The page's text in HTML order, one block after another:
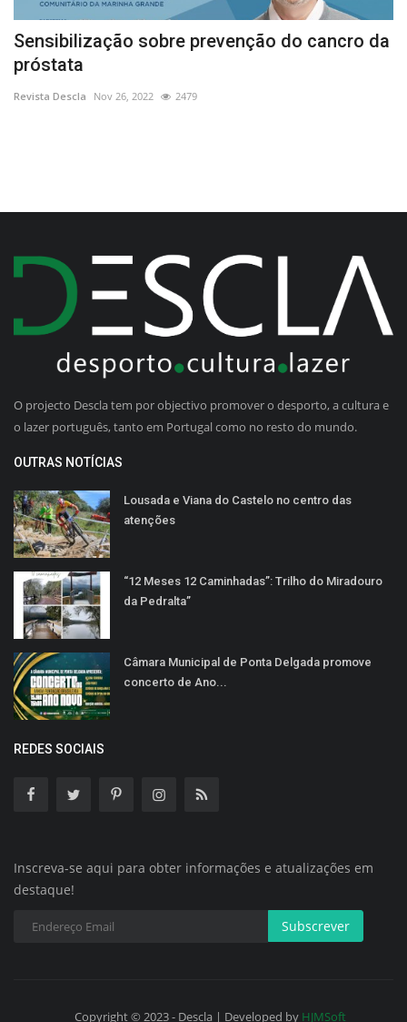
Sensibilização sobre prevenção do cancro da
próstata
Revista Descla Nov 26, 2022 2479
O projecto Descla tem por objectivo promover o desporto, a cultura e
o lazer português, tanto em Portugal como no resto do mundo.
OUTRAS NOTÍCIAS
Lousada e Viana do Castelo no centro das
atenções
“12 Meses 12 Caminhadas”: Trilho do Miradouro
da Pedralta”
Câmara Municipal de Ponta Delgada promove
concerto de Ano...
REDES SOCIAIS
Inscreva-se aqui para obter informações e atualizações em
destaque!
Subscrever
Copyright © 2023 - Descla | Developed by HJMSoft